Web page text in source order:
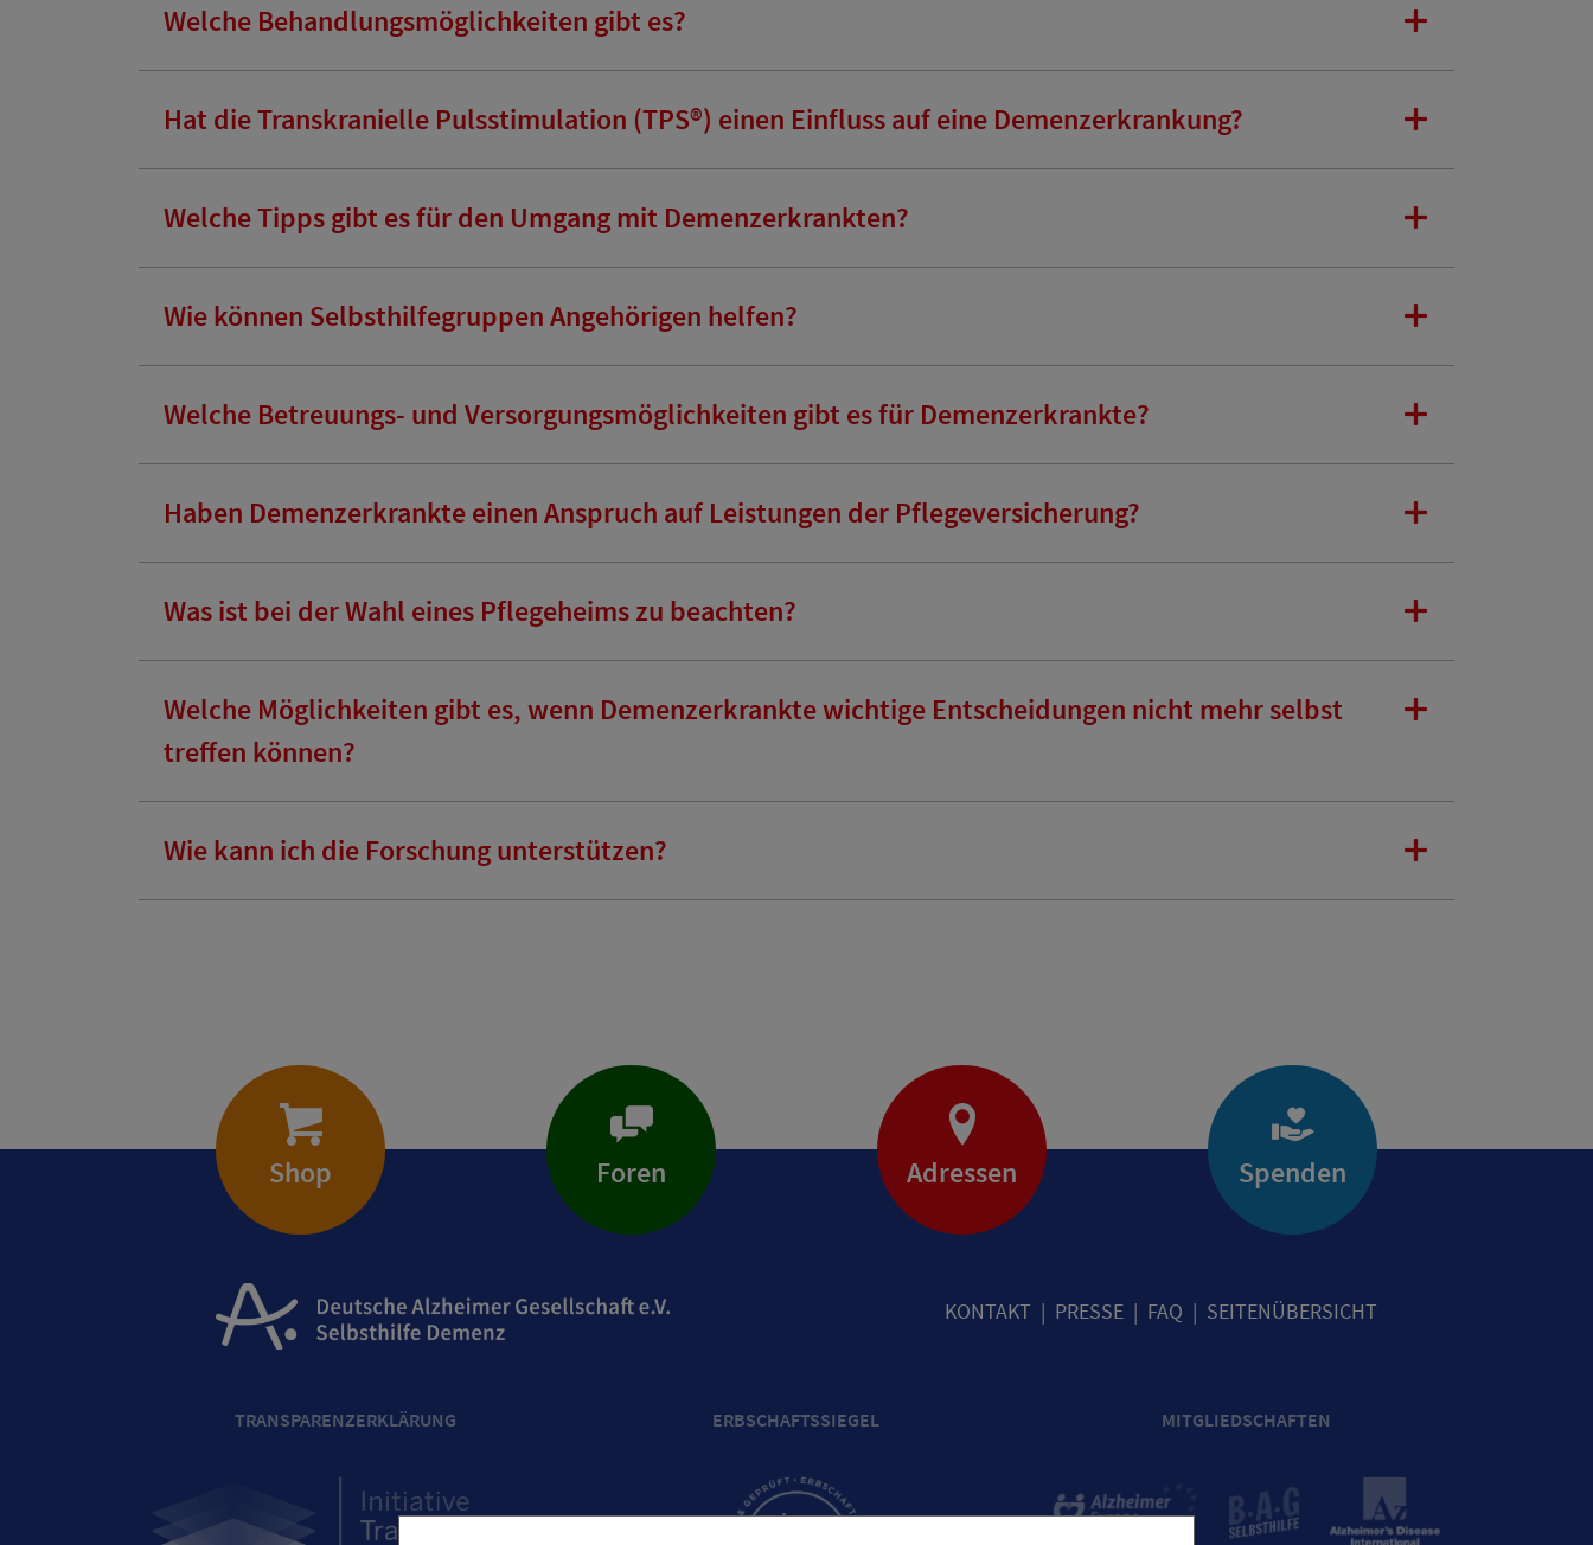
Welche Behandlungsmöglichkeiten gibt es?
Hat die Transkranielle Pulsstimulation (TPS®) einen Einfluss auf eine Demenzerkrankung?
Welche Tipps gibt es für den Umgang mit Demenzerkrankten?
Wie können Selbsthilfegruppen Angehörigen helfen?
Welche Betreuungs- und Versorgungsmöglichkeiten gibt es für Demenzerkrankte?
Haben Demenzerkrankte einen Anspruch auf Leistungen der Pflegeversicherung?
Was ist bei der Wahl eines Pflegeheims zu beachten?
Welche Möglichkeiten gibt es, wenn Demenzerkrankte wichtige Entscheidungen nicht mehr selbst
treffen können?
Wie kann ich die Forschung unterstützen?
Shop Foren Adressen Spenden
KONTAKT PRESSE FAQ SEITENÜBERSICHT
TRANSPARENZERKLÄRUNG ERBSCHAFTSSIEGEL MITGLIEDSCHAFTEN